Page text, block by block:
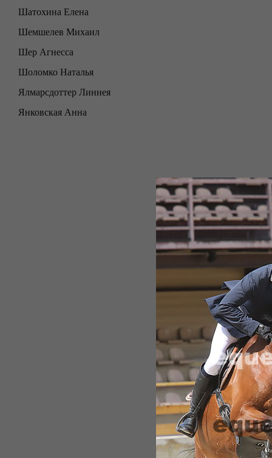
Шатохина Елена
Шемшелев Михаил
Шер Агнесса
Шоломко Наталья
Ялмарсдоттер Линнея
Янковская Анна